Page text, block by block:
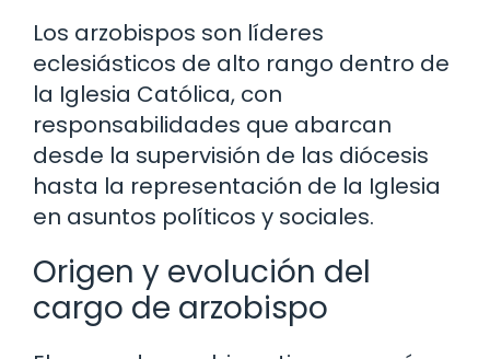
Los arzobispos son líderes
eclesiásticos de alto rango dentro de
la Iglesia Católica, con
responsabilidades que abarcan
desde la supervisión de las diócesis
hasta la representación de la Iglesia
en asuntos políticos y sociales.
Origen y evolución del
cargo de arzobispo